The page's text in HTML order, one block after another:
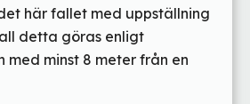
här fallet med uppställning
detta göras enligt
med minst 8 meter från en